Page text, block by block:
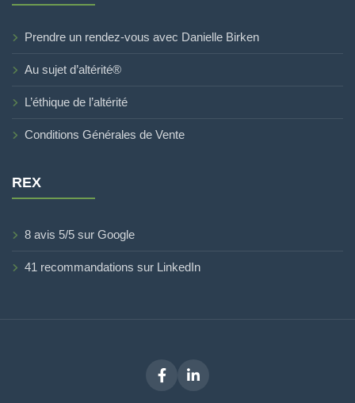
Prendre un rendez-vous avec Danielle Birken
Au sujet d’altérité®
L’éthique de l’altérité
Conditions Générales de Vente
REX
8 avis 5/5 sur Google
41 recommandations sur LinkedIn
FacebookLinkedIn